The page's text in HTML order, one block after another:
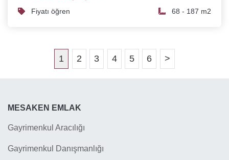
Fiyatı öğren 68 - 187 m2
1 2 3 4 5 6 >
MESAKEN EMLAK
Gayrimenkul Aracılığı
Gayrimenkul Danışmanlığı